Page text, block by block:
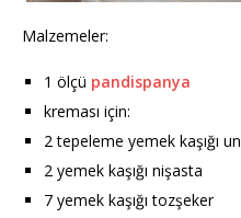
Malzemeler:
1 ölçü pandispanya
kreması için:
2 tepeleme yemek kaşığı un
2 yemek kaşığı nişasta
7 yemek kaşığı tozşeker